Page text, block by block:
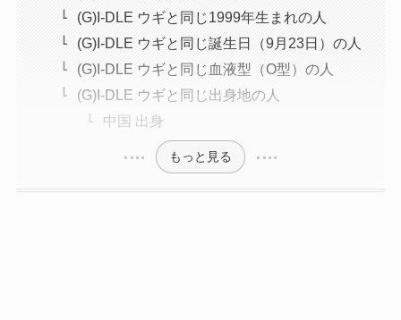
(G)I-DLE ウギと同じ1999年生まれの人
(G)I-DLE ウギと同じ誕生日（9月23日）の人
(G)I-DLE ウギと同じ血液型（O型）の人
(G)I-DLE ウギと同じ出身地の人
中国 出身
もっと見る